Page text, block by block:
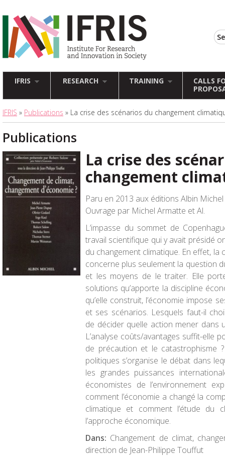
IFRIS RESEARCH TRAINING
CALLS
IFRIS » Publications » La crise des scénarios du changement
Publications
La crise des
changement
Paru en 2013 aux éditions Albin Michel
Ouvrage par Michel Armatte et Al.
L’impasse du sommet de
travail scientifique qui y avait présidé
du changement climatique. En effet,
concerne plus seulement la question
et les moyens de le traiter. Elle
solutions qu’apporte la discipline
qu’elle construit, l’économie impose
et ses scénarios. Lesquels faut-il
de décider quelle action mener dans
L’analyse coûts/avantages suffit-elle
de précaution et le catastrophisme
politiques s’organise le débat dans
les grandes puissances
économistes de l’environnement
comment l’économie a changé la
climatique et comment l’étude du
l’approche économique.
Dans: Changement de climat,
direction de Jean-Philippe Touffut